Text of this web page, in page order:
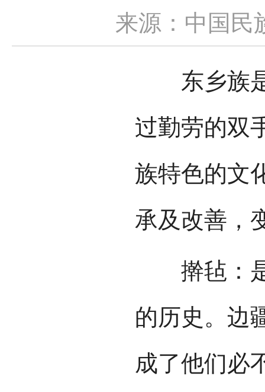
来源：中国民
东乡族是
过勤劳的双
族特色的文
承及改善，
擀毡：是
的历史。边
成了他们必